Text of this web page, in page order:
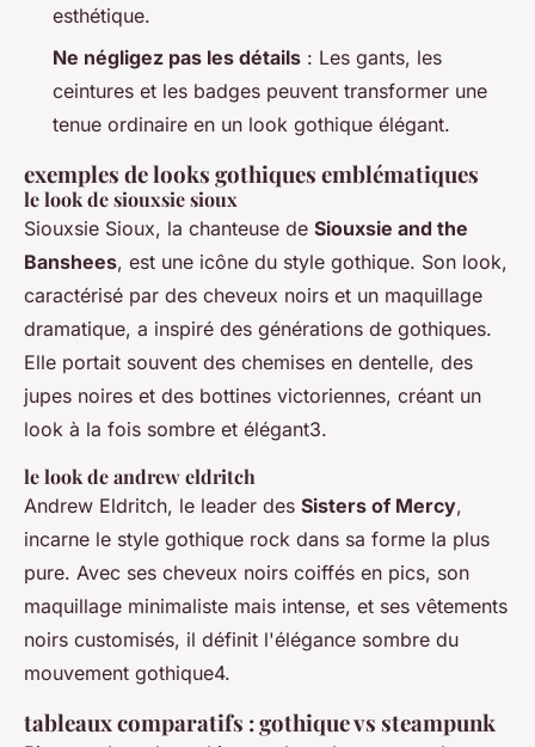
esthétique.
Ne négligez pas les détails : Les gants, les
ceintures et les badges peuvent transformer une
tenue ordinaire en un look gothique élégant.
exemples de looks gothiques emblématiques
le look de siouxsie sioux
Siouxsie Sioux, la chanteuse de Siouxsie and the
Banshees, est une icône du style gothique. Son look,
caractérisé par des cheveux noirs et un maquillage
dramatique, a inspiré des générations de gothiques.
Elle portait souvent des chemises en dentelle, des
jupes noires et des bottines victoriennes, créant un
look à la fois sombre et élégant3.
le look de andrew eldritch
Andrew Eldritch, le leader des Sisters of Mercy,
incarne le style gothique rock dans sa forme la plus
pure. Avec ses cheveux noirs coiffés en pics, son
maquillage minimaliste mais intense, et ses vêtements
noirs customisés, il définit l'élégance sombre du
mouvement gothique4.
tableaux comparatifs : gothique vs steampunk